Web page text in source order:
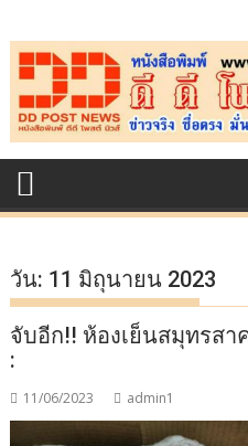
to
content
วัน: 11 มิถุนายน 2023
จับอีก!! ห้องเย็นสมุทรส
:
11/06/2023 admin1